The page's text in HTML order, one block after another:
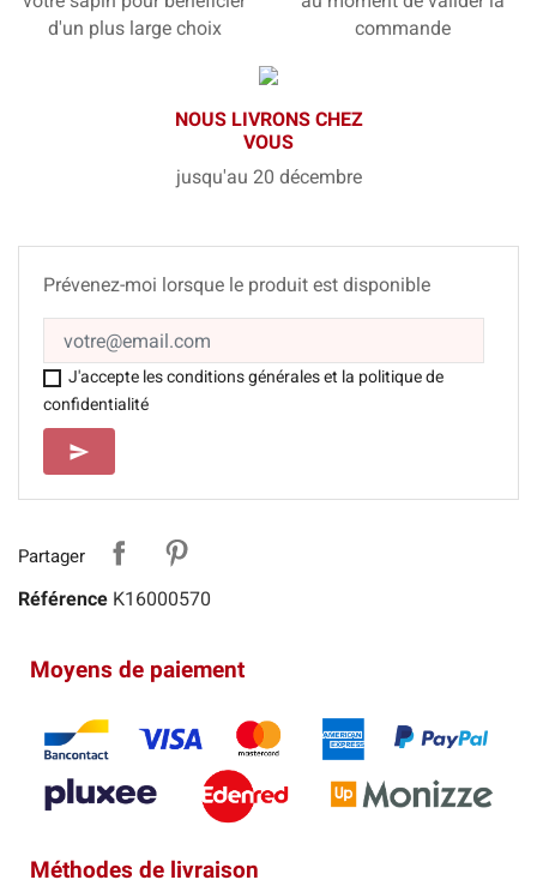
d'un plus large choix
commande
NOUS LIVRONS CHEZ
VOUS
jusqu'au 20 décembre
Prévenez-moi lorsque le produit est disponible
J'accepte les conditions générales et la politique de
confidentialité
SEND
send
Partager
Référence K16000570
Moyens de paiement
Méthodes de livraison